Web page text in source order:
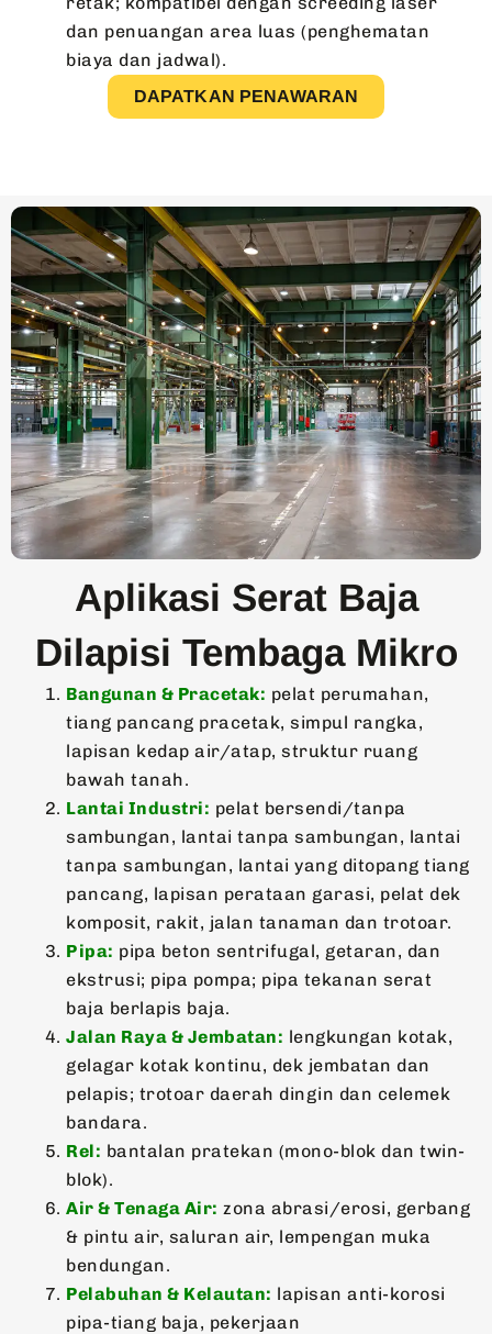
dan penuangan area luas (penghematan
biaya dan jadwal).
DAPATKAN PENAWARAN
Aplikasi Serat Baja
Dilapisi Tembaga Mikro
Bangunan & Pracetak: pelat perumahan,
tiang pancang pracetak, simpul rangka,
lapisan kedap air/atap, struktur ruang
bawah tanah.
Lantai Industri: pelat bersendi/tanpa
sambungan, lantai tanpa sambungan, lantai
tanpa sambungan, lantai yang ditopang tiang
pancang, lapisan perataan garasi, pelat dek
komposit, rakit, jalan tanaman dan trotoar.
Pipa: pipa beton sentrifugal, getaran, dan
ekstrusi; pipa pompa; pipa tekanan serat
baja berlapis baja.
Jalan Raya & Jembatan: lengkungan kotak,
gelagar kotak kontinu, dek jembatan dan
pelapis; trotoar daerah dingin dan celemek
bandara.
Rel: bantalan pratekan (mono-blok dan twin-
blok).
Air & Tenaga Air: zona abrasi/erosi, gerbang
& pintu air, saluran air, lempengan muka
bendungan.
Pelabuhan & Kelautan: lapisan anti-korosi
pipa-tiang baja, pekerjaan